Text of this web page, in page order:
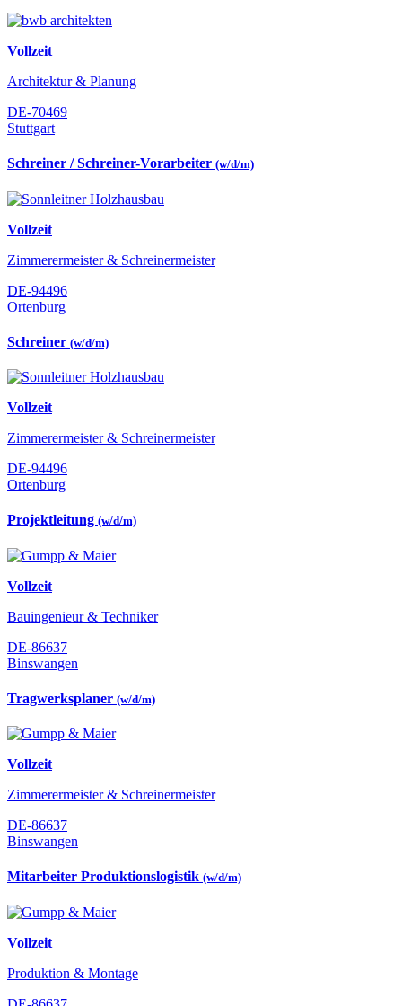
Vollzeit
Architektur & Planung
DE-70469
Stuttgart
Schreiner / Schreiner-Vorarbeiter (w/d/m)
Vollzeit
Zimmerermeister & Schreinermeister
DE-94496
Ortenburg
Schreiner (w/d/m)
Vollzeit
Zimmerermeister & Schreinermeister
DE-94496
Ortenburg
Projektleitung (w/d/m)
Vollzeit
Bauingenieur & Techniker
DE-86637
Binswangen
Tragwerksplaner (w/d/m)
Vollzeit
Zimmerermeister & Schreinermeister
DE-86637
Binswangen
Mitarbeiter Produktionslogistik (w/d/m)
Vollzeit
Produktion & Montage